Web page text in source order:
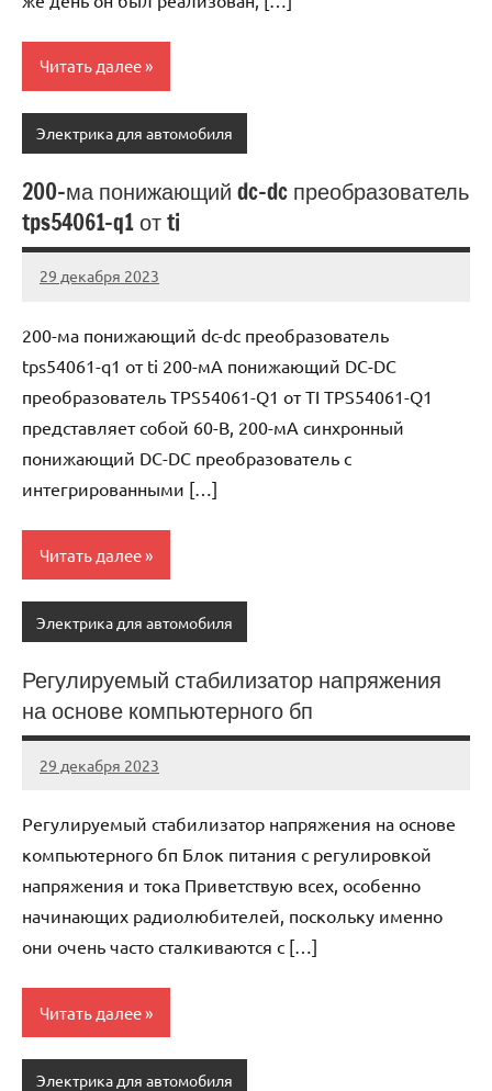
Читать далее
Электрика для автомобиля
200-ма понижающий dc-dc преобразователь
tps54061-q1 от ti
29 декабря 2023
autotravel03
Нет
200-ма понижающий dc-dc преобразователь
tps54061-q1 от ti 200-мА понижающий DC-DC
преобразователь TPS54061-Q1 от TI TPS54061-Q1
представляет собой 60-В, 200-мА синхронный
понижающий DC-DC преобразователь с
интегрированными […]
Читать далее
Электрика для автомобиля
Регулируемый стабилизатор напряжения
на основе компьютерного бп
29 декабря 2023
autotravel03
Нет
Регулируемый стабилизатор напряжения на основе
компьютерного бп Блок питания с регулировкой
напряжения и тока Приветствую всех, особенно
начинающих радиолюбителей, поскольку именно
они очень часто сталкиваются с […]
Читать далее
Электрика для автомобиля